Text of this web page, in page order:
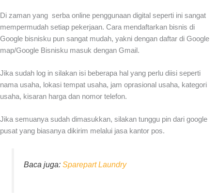
Di zaman yang serba online penggunaan digital seperti ini sangat
mempermudah setiap pekerjaan. Cara mendaftarkan bisnis di
Google bisnisku pun sangat mudah, yakni dengan daftar di Google
map/Google Bisnisku masuk dengan Gmail.
Jika sudah log in silakan isi beberapa hal yang perlu diisi seperti
nama usaha, lokasi tempat usaha, jam oprasional usaha, kategori
usaha, kisaran harga dan nomor telefon.
Jika semuanya sudah dimasukkan, silakan tunggu pin dari google
pusat yang biasanya dikirim melalui jasa kantor pos.
Baca juga:Sparepart Laundry